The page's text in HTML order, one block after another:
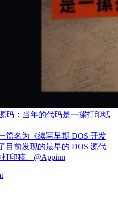
码：当年的代码是一摞打印纸
篇名为《续写早期 DOS 开发
目前发现的最早的 DOS 源代
印稿。@Appinn